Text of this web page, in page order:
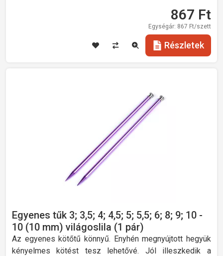
867 Ft
Egységár: 867 Ft/szett
Részletek
Egyenes tűk 3; 3,5; 4; 4,5; 5; 5,5; 6; 8; 9; 10 -
10 (10 mm) világoslila (1 pár)
Az egyenes kötőtű könnyű. Enyhén megnyújtott hegyük
kényelmes kötést tesz lehetővé. Jól illeszkedik a